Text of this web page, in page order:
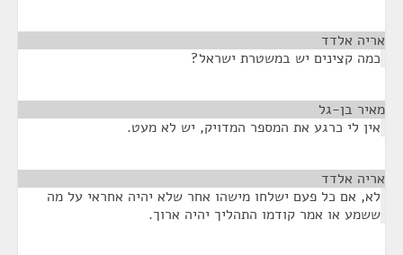
אריה אלדד
כמה קצינים יש במשטרת ישראל?
מאיר בן-גל
אין לי כרגע את המספר המדויק, יש לא מעט.
אריה אלדד
לא, אם כל פעם ישלחו מישהו אחר שלא יהיה אחראי על מה
ששמע או אמר קודמו התהליך יהיה ארוך.